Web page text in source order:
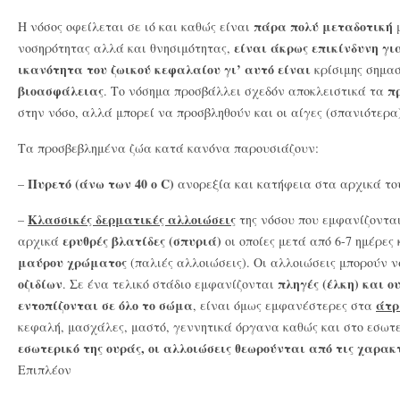
Η νόσος οφείλεται σε ιό και καθώς είναι πάρα πολύ μεταδοτική
νοσηρότητας αλλά και θνησιμότητας, είναι άκρως επικίνδυνη
ικανότητα του ζωικού κεφαλαίου γι’ αυτό είναι κρίσιμης
βιοασφάλειας. Το νόσημα προσβάλλει σχεδόν αποκλειστικά τα
στην νόσο, αλλά μπορεί να προσβληθούν και οι αίγες
Τα προσβεβλημένα ζώα κατά κανόνα παρουσιάζουν:
– Πυρετό (άνω των 40 ο C) ανορεξία και κατήφεια στα αρχικά
– Κλασσικές δερματικές αλλοιώσεις της νόσου που
αρχικά ερυθρές βλατίδες (σπυριά) οι οποίες μετά από 6-7
μαύρου χρώματος (παλιές αλλοιώσεις). Οι αλλοιώσεις
οζιδίων. Σε ένα τελικό στάδιο εμφανίζονται πληγές (έλκη) και
εντοπίζονται σε όλο το σώμα, είναι όμως εμφανέστερες στα
κεφαλή, μασχάλες, μαστό, γεννητικά όργανα καθώς και στο
εσωτερικό της ουράς, οι αλλοιώσεις θεωρούνταιαπό τις
Επιπλέον